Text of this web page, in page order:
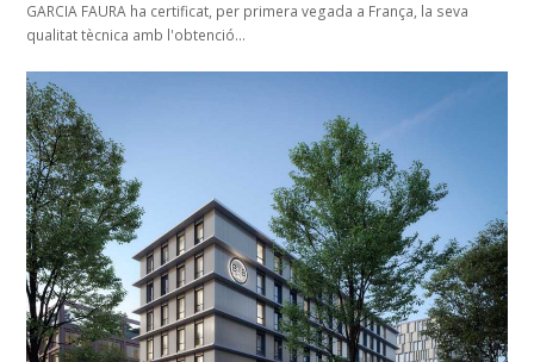
GARCIA FAURA ha certificat, per primera vegada a França, la seva
qualitat tècnica amb l'obtenció…